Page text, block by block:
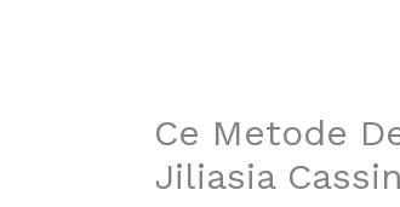
Ce Metode
Jiliasia